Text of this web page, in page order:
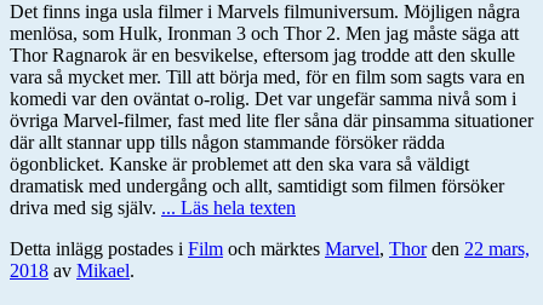
Det finns inga usla filmer i Marvels filmuniversum. Möjligen några
menlösa, som Hulk, Ironman 3 och Thor 2. Men jag måste säga att
Thor Ragnarok är en besvikelse, eftersom jag trodde att den skulle
vara så mycket mer. Till att börja med, för en film som sagts vara en
komedi var den oväntat o-rolig. Det var ungefär samma nivå som i
övriga Marvel-filmer, fast med lite fler såna där pinsamma situationer
där allt stannar upp tills någon stammande försöker rädda
ögonblicket. Kanske är problemet att den ska vara så väldigt
dramatisk med undergång och allt, samtidigt som filmen försöker
driva med sig själv. ... Läs hela texten
Detta inlägg postades i Film och märktes Marvel, Thorden 22 mars,
2018 av Mikael.